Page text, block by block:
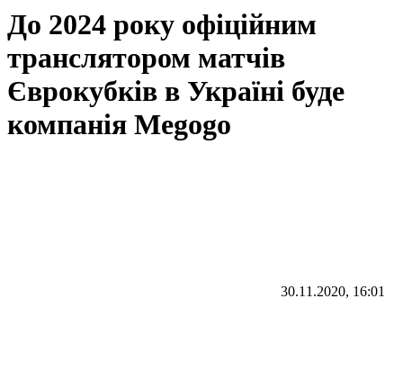
До 2024 року офіційним
транслятором матчів
Єврокубків в Україні буде
компанія Megogo
30.11.2020, 16:01